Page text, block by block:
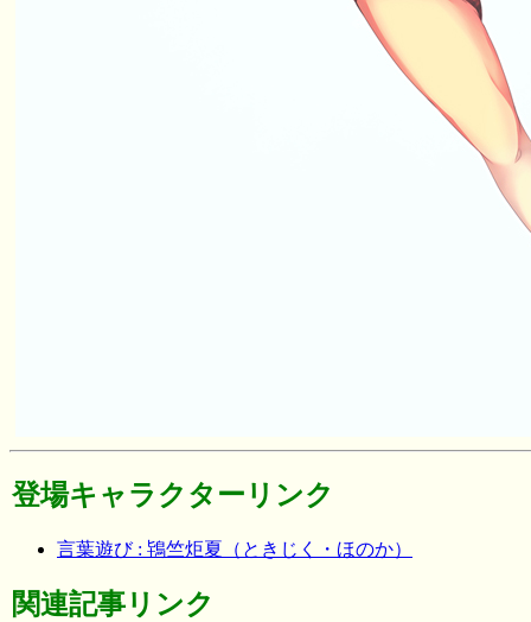
登場キャラクターリンク
言葉遊び : 鴇竺炬夏（ときじく・ほのか）
関連記事リンク